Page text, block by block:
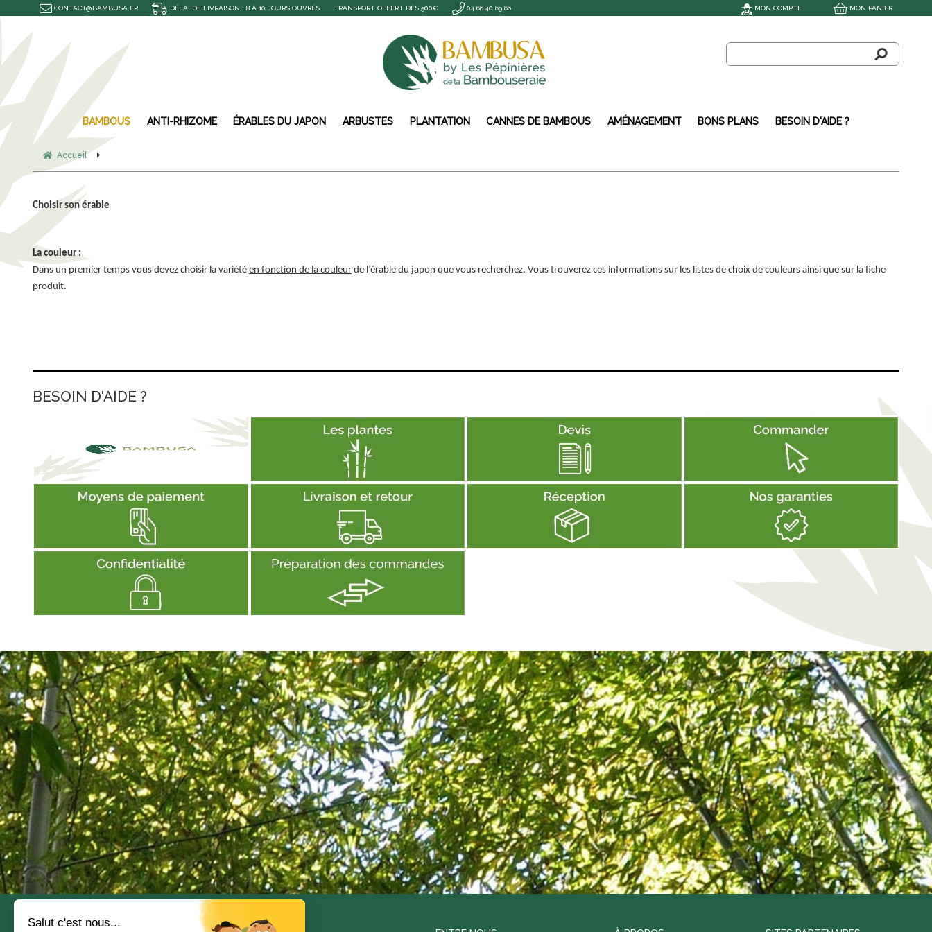
BAMBOUS ANTI-RHIZOME ÉRABLES DU JAPON ARBUSTES PLANTATION CANNES DE BAMBOUS AMÉNAGEMENT BONS PLANS BESOIN D'AIDE ?
Accueil
Choisir son érable
La couleur :
Dans un premier temps vous devez choisir la variété en fonction de la couleur de l’érable du japon que vous recherchez. Vous trouverez ces informations sur les listes de choix de couleurs ainsi que sur la fiche
produit.
BESOIN D'AIDE ?
MON COMPTE MON PANIER
CONTACT@BAMBUSA.FR DÉLAI DE LIVRAISON : 8 À 10 JOURS OUVRÉS TRANSPORT OFFERT DÈS 500€ 04 66 40 69 66